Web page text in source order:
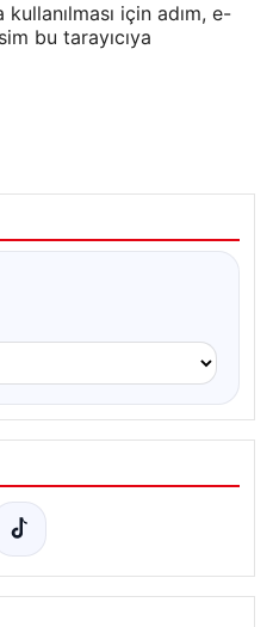
için adım, e-
bu tarayıcıya